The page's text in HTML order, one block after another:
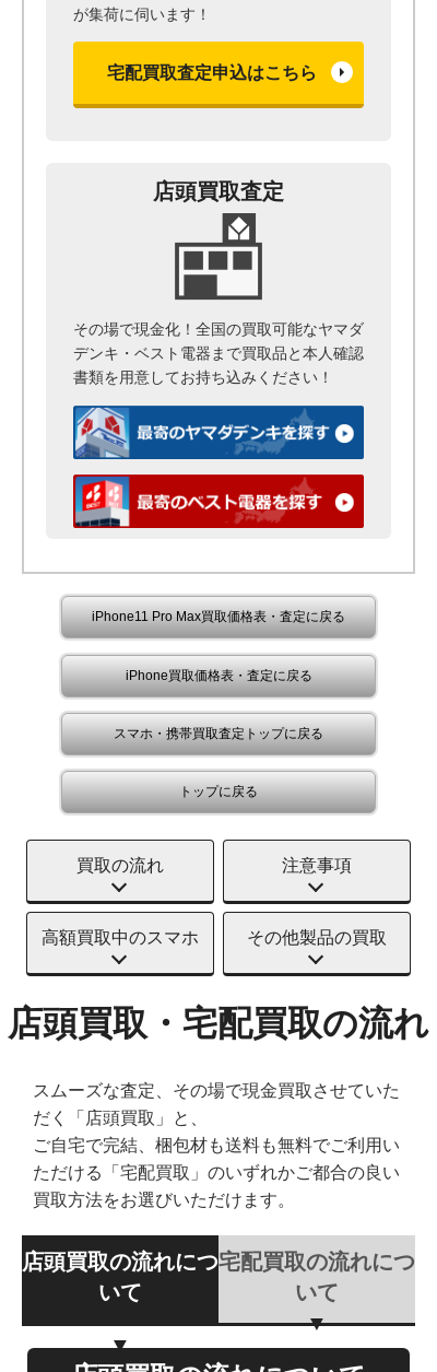
が集荷に伺います！
宅配買取査定申込はこちら
店頭買取査定
その場で現金化！全国の買取可能なヤマダ
デンキ・ベスト電器まで買取品と本人確認
書類を用意してお持ち込みください！
iPhone11 Pro Max買取価格表・査定に戻る
iPhone買取価格表・査定に戻る
スマホ・携帯買取査定トップに戻る
トップに戻る
買取の流れ 注意事項
高額買取中のスマホ その他製品の買取
店頭買取・宅配買取の流れ
スムーズな査定、その場で現金買取させていた
だく「店頭買取」と、
ご自宅で完結、梱包材も送料も無料でご利用い
ただける「宅配買取」のいずれかご都合の良い
買取方法をお選びいただけます。
店頭買取の流れにつ
いて
宅配買取の流れにつ
いて